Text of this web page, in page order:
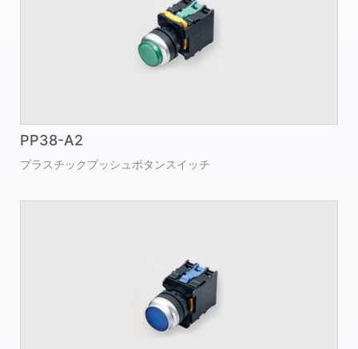
PP38-A2
プラスチックプッシュボタンスイッチ